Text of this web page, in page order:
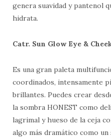
genera suavidad y pantenol
hidrata.
Catr. Sun Glow Eye &
Es una gran paleta
coordinados, intensamente
brillantes. Puedes crear
la sombra HONEST como
lagrimal y hueso de la ceja
algo más dramático como un